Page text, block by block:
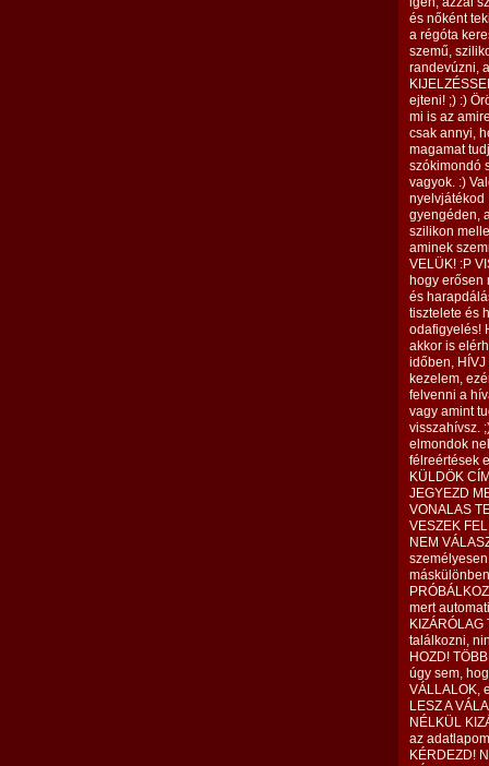
és nőként
a régóta
szemű,
randevúzni,
ejteni! ;) :)
mi is az
csak annyi,
magamat
szókimondó
vagyok. :)
nyelvjátékod
gyengéden,
szilikon
aminek
VELÜK! :P
hogy erősen
és
tisztelete és
odafigyelés!
akkor is
időben, HÍVJ
kezelem,
felvenni a
vagy amint
visszahívsz.
elmondok
félreértések
KÜLDÖK
JEGYEZD
VONALAS
VESZEK
NEM
mert
találkozni,
HOZD!
úgy sem,
VÁLLALOK,
LESZ A
NÉLKÜL
az
KÉRDEZD!